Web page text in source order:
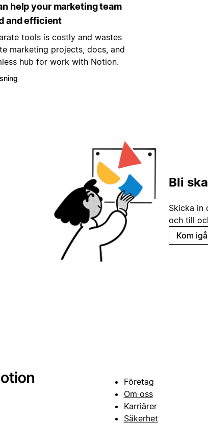
help your marketing team
and efficient
tools is costly and wastes
marketing projects, docs, and
hub for work with Notion.
Bli
Skicka in
och till
Kom
Företag
Om oss
Karriärer
Säkerhet